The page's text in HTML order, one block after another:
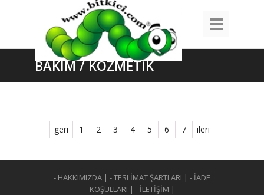
BAKIM / KOZMETİK
geri 1 2 3 4 5 6 7 ileri
- HAKKIMIZDA | - TESLİMAT ŞARTLARI | - İADE
KOŞULLARI | - İLETİŞİM |